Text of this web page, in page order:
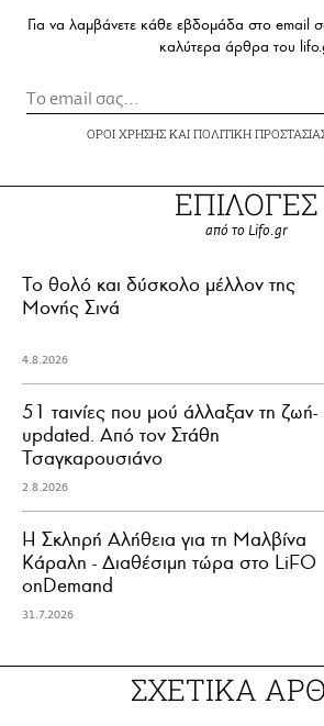
Για να λαμβάνετε κάθε εβδομάδα στο email
καλύτερα άρθρα του
ΟΡΟΙ ΧΡΗΣΗΣΚΑΙ ΠΟΛΙΤΙΚΗ
ΕΠΙΛΟΓΕΣ
από το Lifo.gr
Το θολό και δύσκολο μέλλον της
Μονής Σινά
4.8.2026
51 ταινίες που μού άλλαξαν τη ζωή-
updated. Aπό τον Στάθη
Τσαγκαρουσιάνο
2.8.2026
Η Σκληρή Αλήθεια για τη Μαλβίνα
Κάραλη - Διαθέσιμη τώρα στo LiFO
onDemand
31.7.2026
ΣΧΕΤΙΚΑ